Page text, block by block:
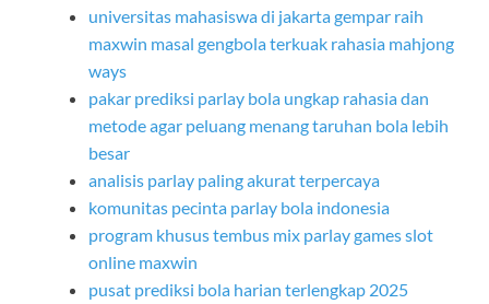
universitas mahasiswa di jakarta gempar raih
maxwin masal gengbola terkuak rahasia mahjong
ways
pakar prediksi parlay bola ungkap rahasia dan
metode agar peluang menang taruhan bola lebih
besar
analisis parlay paling akurat terpercaya
komunitas pecinta parlay bola indonesia
program khusus tembus mix parlay games slot
online maxwin
pusat prediksi bola harian terlengkap 2025